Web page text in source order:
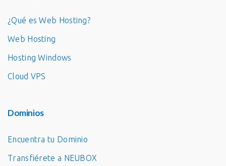
¿Qué es Web Hosting?
Web Hosting
Hosting Windows
Cloud VPS
Dominios
Encuentra tu Dominio
Transfiérete a NEUBOX